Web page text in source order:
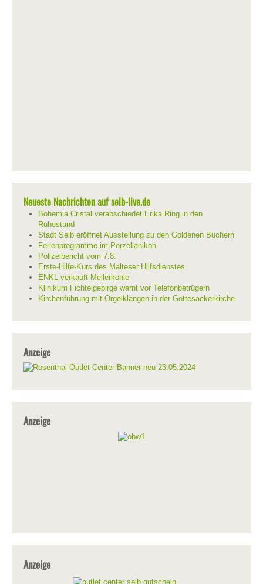
Neueste Nachrichten auf selb-live.de
Bohemia Cristal verabschiedet Erika Ring in den
Ruhestand
Stadt Selb eröffnet Ausstellung zu den Goldenen Büchern
Ferienprogramme im Porzellanikon
Polizeibericht vom 7.8.
Erste-Hilfe-Kurs des Malteser Hilfsdienstes
ENKL verkauft Meilerkohle
Klinikum Fichtelgebirge warnt vor Telefonbetrügern
Kirchenführung mit Orgelklängen in der Gottesackerkirche
Anzeige
Anzeige
Anzeige